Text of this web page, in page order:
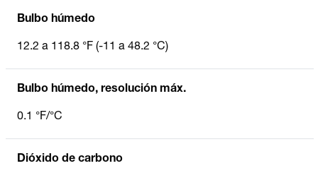
Bulbo húmedo
12.2 a 118.8 °F (-11 a 48.2 °C)
Bulbo húmedo, resolución máx.
0.1 °F/°C
Dióxido de carbono